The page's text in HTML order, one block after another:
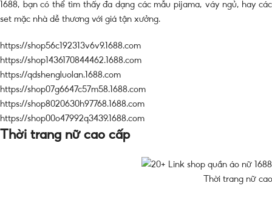
1688, bạn có thể tìm thấy đa dạng các mẫu pijama, váy ngủ, hay các
set mặc nhà dễ thương với giá tận xưởng.
https://shop56c192313v6v9.1688.com
https://shop1436170844462.1688.com
https://qdshengluolan.1688.com
https://shop07g6647c57m58.1688.com
https://shop8020630h97768.1688.com
https://shop00o47992q3439.1688.com
Thời trang nữ cao cấp
Thời trang nữ